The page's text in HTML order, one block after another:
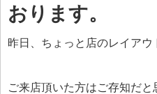
おります。
昨日、ちょっと店のレイアウ
ご来店頂いた方はご存知だ